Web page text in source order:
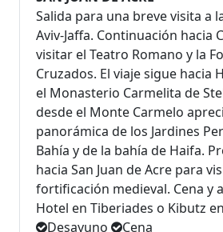
Salida para una breve visita a
Aviv-Jaffa. Continuación hacia
visitar el Teatro Romano y la
Cruzados. El viaje sigue hacia
el Monasterio Carmelita de
desde el Monte Carmelo
panorámica de los Jardines
Bahía y de la bahía de Haifa.
hacia San Juan de Acre para
fortificación medieval. Cena y
Hotel en Tiberiades o Kibutz
Desayuno
Cena